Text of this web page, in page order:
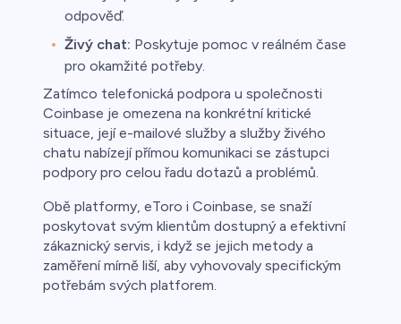
odpověď.
Živý chat: Poskytuje pomoc v reálném čase
pro okamžité potřeby.
Zatímco telefonická podpora u společnosti
Coinbase je omezena na konkrétní kritické
situace, její e-mailové služby a služby živého
chatu nabízejí přímou komunikaci se zástupci
podpory pro celou řadu dotazů a problémů.
Obě platformy, eToro i Coinbase, se snaží
poskytovat svým klientům dostupný a efektivní
zákaznický servis, i když se jejich metody a
zaměření mírně liší, aby vyhovovaly specifickým
potřebám svých platforem.